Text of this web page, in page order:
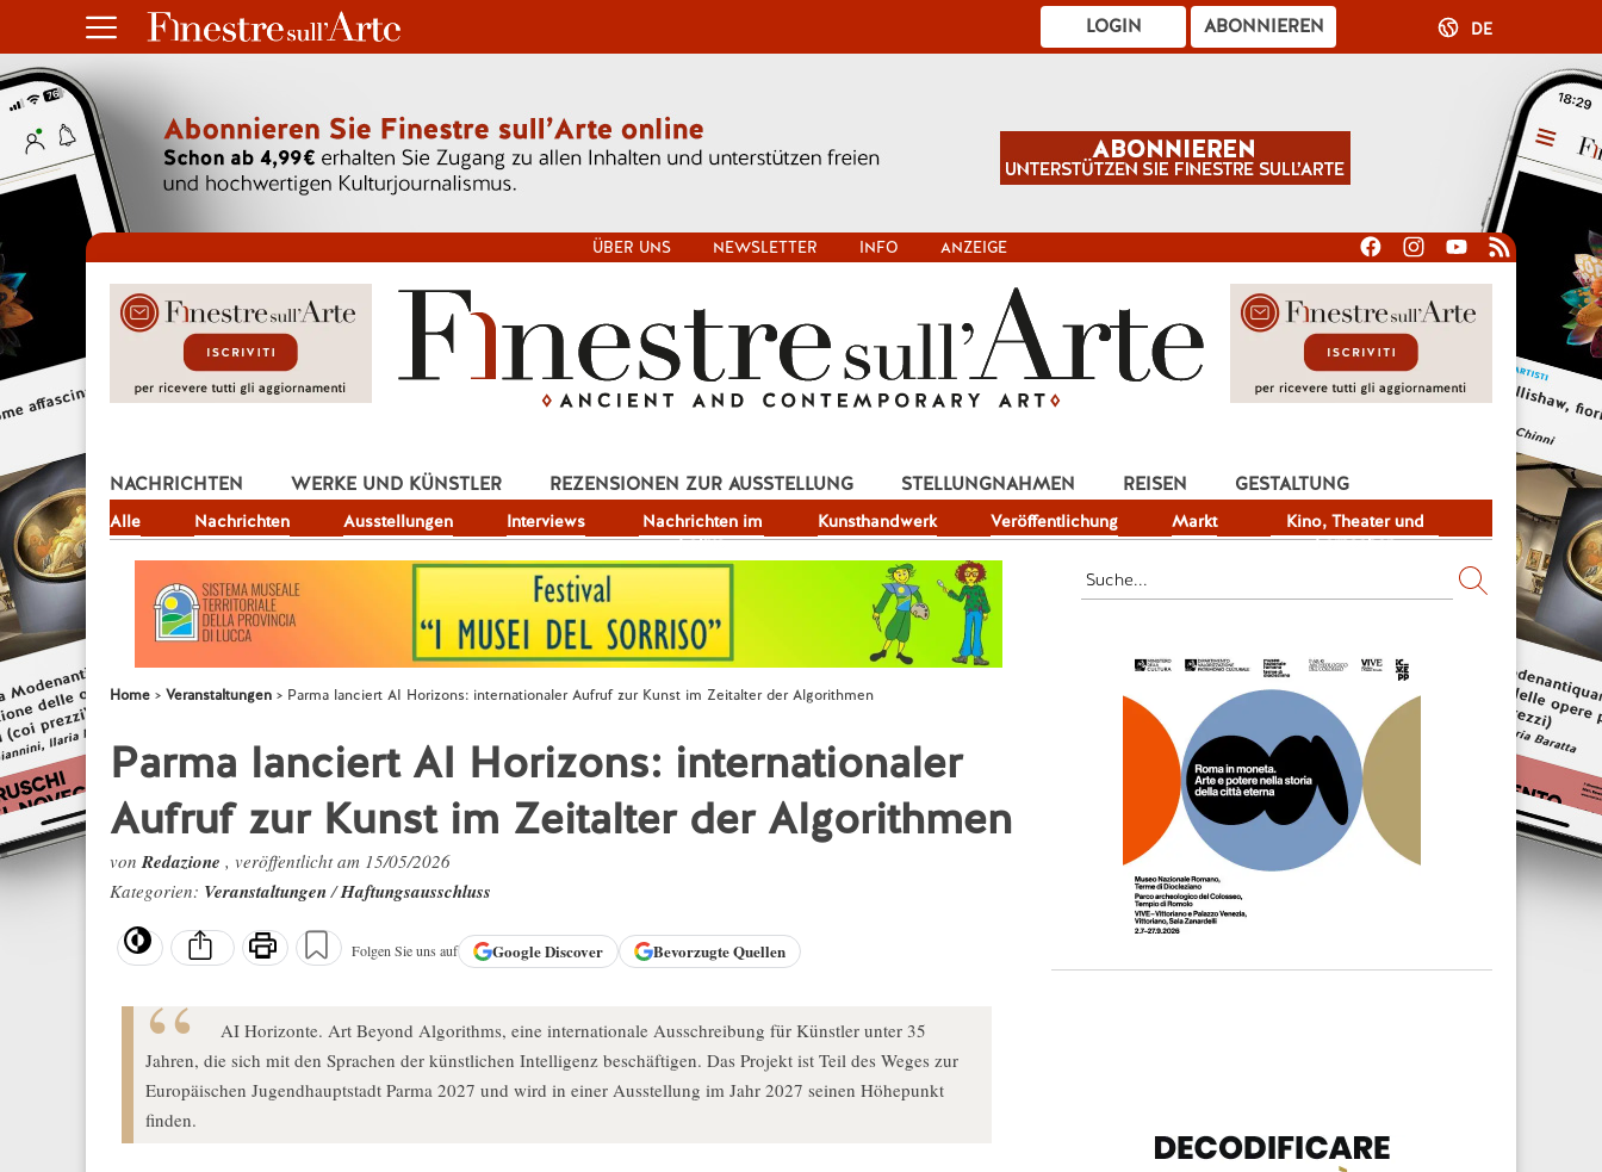
ABONNIEREN
LOGIN DE
ÜBER UNS NEWSLETTER INFO ANZEIGE
NACHRICHTEN
Alle Nachrichten Ausstellungen Interviews
Nachrichten im
Fokus
Kunsthandwerk Veröffentlichung Markt
Kino, Theater und
Fernsehen
WERKE UND KÜNSTLER REZENSIONEN ZUR AUSSTELLUNG STELLUNGNAHMEN REISEN
GESTALTUNG
JOB
Home Veranstaltungen Parma lanciert AI Horizons: internationaler Aufruf zur Kunst im Zeitalter der Algorithmen
Parma lanciert AI Horizons: internationaler
Aufruf zur Kunst im Zeitalter der Algorithmen
vonRedazione , veröffentlicht am 15/05/2026
Kategorien: Veranstaltungen/Haftungsausschluss
Folgen Sie uns auf GoogleDiscover Bevorzugte Quellen
AI Horizonte. Art Beyond Algorithms, eine internationale Ausschreibung für Künstler unter 35
Jahren, die sich mit den Sprachen der künstlichen Intelligenz beschäftigen. Das Projekt ist Teil des Weges zur
Europäischen Jugendhauptstadt Parma 2027 und wird in einer Ausstellung im Jahr 2027 seinen Höhepunkt
finden.